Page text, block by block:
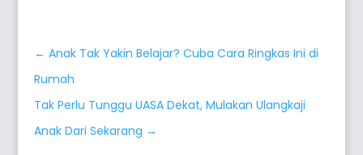
←Anak Tak Yakin Belajar? Cuba Cara Ringkas Ini di
Rumah
Tak Perlu Tunggu UASA Dekat, Mulakan Ulangkaji
Anak Dari Sekarang →